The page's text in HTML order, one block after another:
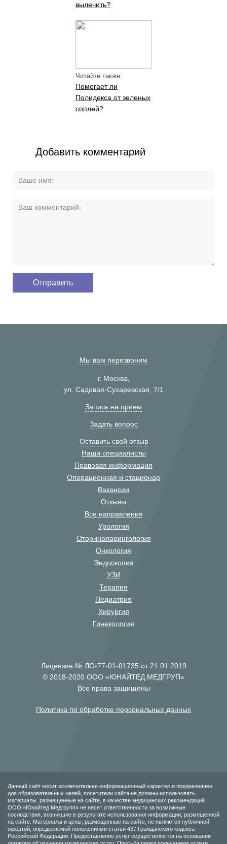
вылечить?
Читайте также:
Помогает ли
Полидекса от зеленых
соплей?
Добавить комментарий
Мы вам перезвоним
г. Москва,
ул. Садовая-Сухаревская, 7/1
Запись на прием
Задать вопрос
Оставить свой отзыв
Наши специалисты
Правовая информация
Операционная и стационар
Вакансии
Отзывы
Все направления
Урология
Оториноларингология
Онкология
Эндоскопия
УЗИ
Терапия
Педиатрия
Хирургия
Гинекология
Лицензия № ЛО-77-01-01735 от 21.01.2019
© 2018-2020 ООО «ЮНАЙТЕД МЕДГРУП»
Все права защищены
Политика по обработке персональных данных
Данный сайт носит исключительно информационный характер и предназначен
для образовательных целей, посетители сайта не должны использовать
материалы, размещенные на сайте, в качестве медицинских рекомендаций.
ООО «Юнайтед Медгрупп» не несет ответственности за возможные
последствия, возникшие в результате использования информации, размещенной
на сайте. Материалы и цены, размещенные на сайте, не являются публичной
офертой, определяемой положениями статьи 437 Гражданского кодекса
Российской Федерации. Предоставление услуг осуществляется на основании